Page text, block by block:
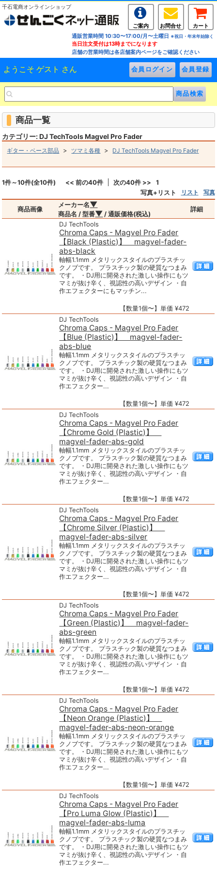
千石電商オンラインショップ
ご案内 お問合せ
カート
通販営業時間 10:30〜17:00/月〜土曜日 ※祝日・年末年始除く
当日注文受付は13時までになります
店舗の営業時間は各店舗案内ページをご確認ください
ようこそ ゲスト さん
商品一覧
カテゴリー: DJ TechTools Magvel Pro Fader
ギター・ベース部品 > ツマミ各種 > DJ TechTools Magvel Pro Fader
1件～10件(全10件) << 前の40件 次の40件 >>
1
写真+リスト
リスト 写真
商品画像
メーカー名▼
商品名 / 型番▼ / 通販価格(税込)
詳細
DJ TechTools
Chroma Caps - Magvel Pro Fader
【Black (Plastic)】 magvel-fader-
abs-black
軸幅1.1mm メタリックスタイルのプラスチッ
クノブです。 プラスチック製の硬質なつまみ
です。 ・DJ用に開発された激しい操作にもツ
マミが抜け辛く、視認性の高いデザイン ・自
作エフェクターにもマッチン...
【数量1個〜】単価 ¥472
DJ TechTools
Chroma Caps - Magvel Pro Fader
【Blue (Plastic)】 magvel-fader-
abs-blue
軸幅1.1mm メタリックスタイルのプラスチッ
クノブです。 プラスチック製の硬質なつまみ
です。 ・DJ用に開発された激しい操作にもツ
マミが抜け辛く、視認性の高いデザイン ・自
作エフェクター...
【数量1個〜】単価 ¥472
DJ TechTools
Chroma Caps - Magvel Pro Fader
【Chrome Gold (Plastic)】
magvel-fader-abs-gold
軸幅1.1mm メタリックスタイルのプラスチッ
クノブです。 プラスチック製の硬質なつまみ
です。 ・DJ用に開発された激しい操作にもツ
マミが抜け辛く、視認性の高いデザイン ・自
作エフェクター...
【数量1個〜】単価 ¥472
DJ TechTools
Chroma Caps - Magvel Pro Fader
【Chrome Silver (Plastic)】
magvel-fader-abs-silver
軸幅1.1mm メタリックスタイルのプラスチッ
クノブです。 プラスチック製の硬質なつまみ
です。 ・DJ用に開発された激しい操作にもツ
マミが抜け辛く、視認性の高いデザイン ・自
作エフェクター...
【数量1個〜】単価 ¥472
DJ TechTools
Chroma Caps - Magvel Pro Fader
【Green (Plastic)】 magvel-fader-
abs-green
軸幅1.1mm メタリックスタイルのプラスチッ
クノブです。 プラスチック製の硬質なつまみ
です。 ・DJ用に開発された激しい操作にもツ
マミが抜け辛く、視認性の高いデザイン ・自
作エフェクター...
【数量1個〜】単価 ¥472
DJ TechTools
Chroma Caps - Magvel Pro Fader
【Neon Orange (Plastic)】
magvel-fader-abs-neon-orange
軸幅1.1mm メタリックスタイルのプラスチッ
クノブです。 プラスチック製の硬質なつまみ
です。 ・DJ用に開発された激しい操作にもツ
マミが抜け辛く、視認性の高いデザイン ・自
作エフェクター...
【数量1個〜】単価 ¥472
DJ TechTools
Chroma Caps - Magvel Pro Fader
【Pro Luma Glow (Plastic)】
magvel-fader-abs-luma
軸幅1.1mm メタリックスタイルのプラスチッ
クノブです。 プラスチック製の硬質なつまみ
です。 ・DJ用に開発された激しい操作にもツ
マミが抜け辛く、視認性の高いデザイン ・自
作エフェクター...